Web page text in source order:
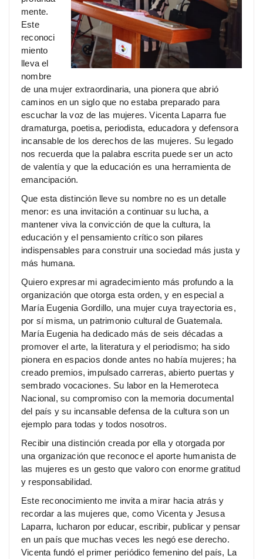
mente.
Este
reconoci
miento
lleva el
nombre
de una mujer extraordinaria, una pionera que abrió
caminos en un siglo que no estaba preparado para
escuchar la voz de las mujeres. Vicenta Laparra fue
dramaturga, poetisa, periodista, educadora y defensora
incansable de los derechos de las mujeres. Su legado
nos recuerda que la palabra escrita puede ser un acto
de valentía y que la educación es una herramienta de
emancipación.
Que esta distinción lleve su nombre no es un detalle
menor: es una invitación a continuar su lucha, a
mantener viva la convicción de que la cultura, la
educación y el pensamiento crítico son pilares
indispensables para construir una sociedad más justa y
más humana.
Quiero expresar mi agradecimiento más profundo a la
organización que otorga esta orden, y en especial a
María Eugenia Gordillo, una mujer cuya trayectoria es,
por sí misma, un patrimonio cultural de Guatemala.
María Eugenia ha dedicado más de seis décadas a
promover el arte, la literatura y el periodismo; ha sido
pionera en espacios donde antes no había mujeres; ha
creado premios, impulsado carreras, abierto puertas y
sembrado vocaciones. Su labor en la Hemeroteca
Nacional, su compromiso con la memoria documental
del país y su incansable defensa de la cultura son un
ejemplo para todas y todos nosotros.
Recibir una distinción creada por ella y otorgada por
una organización que reconoce el aporte humanista de
las mujeres es un gesto que valoro con enorme gratitud
y responsabilidad.
Este reconocimiento me invita a mirar hacia atrás y
recordar a las mujeres que, como Vicenta y Jesusa
Laparra, lucharon por educar, escribir, publicar y pensar
en un país que muchas veces les negó ese derecho.
Vicenta fundó el primer periódico femenino del país, La